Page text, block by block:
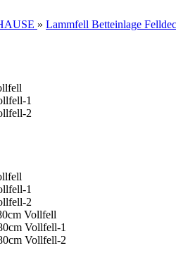
» Lammfell Betteinlage